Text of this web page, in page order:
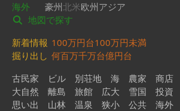
海外
豪州北米欧州アジア
地図で探す
新着情報 100万円台100万円未満
掘り出し 何百万千万台億円台
古民家
ビル 別荘地 海 農家
商店
大自然
離島 旅館 広大 雪国
投資
思い出
山林 温泉 狭小 公共
海外